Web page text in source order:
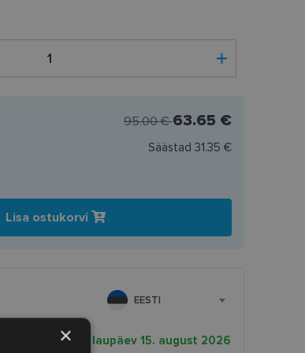
95.00 €63.65 €
Säästad 31.35 €
Lisa ostukorvi
EESTI
laupäev 15. august 2026
×